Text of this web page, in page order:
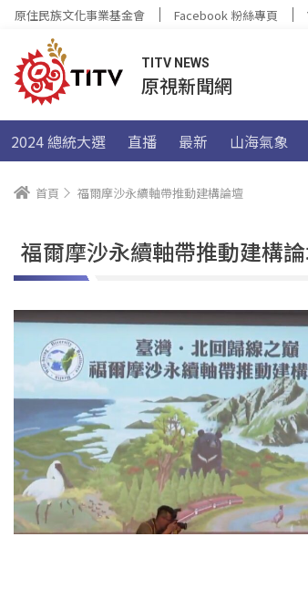
原住民族文化事業基金會 Facebook 粉絲專頁
TITV NEWS
原視新聞網
2024 總統大選 直播 最新 山海氣象
首頁 福爾摩沙永續軸帶推動建構論壇
福爾摩沙永續軸帶推動建構